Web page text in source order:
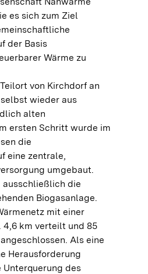
es sich zum Ziel
der Basis
Wärme zu
von Kirchdorf an
wieder aus
alten
ersten Schritt wurde im
die
eine zentrale,
umgebaut.
die
Biogasanlage.
mit einer
4,6 km verteilt und 85
Als eine
Herausforderung
des